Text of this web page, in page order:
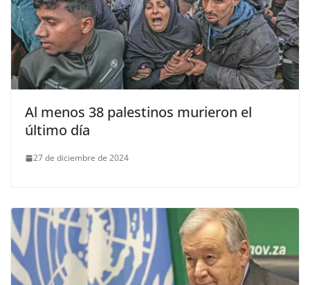
Al menos 38 palestinos murieron el
último día
27 de diciembre de 2024